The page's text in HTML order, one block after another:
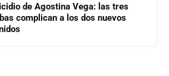
de Agostina Vega: las tres
complican a los dos nuevos